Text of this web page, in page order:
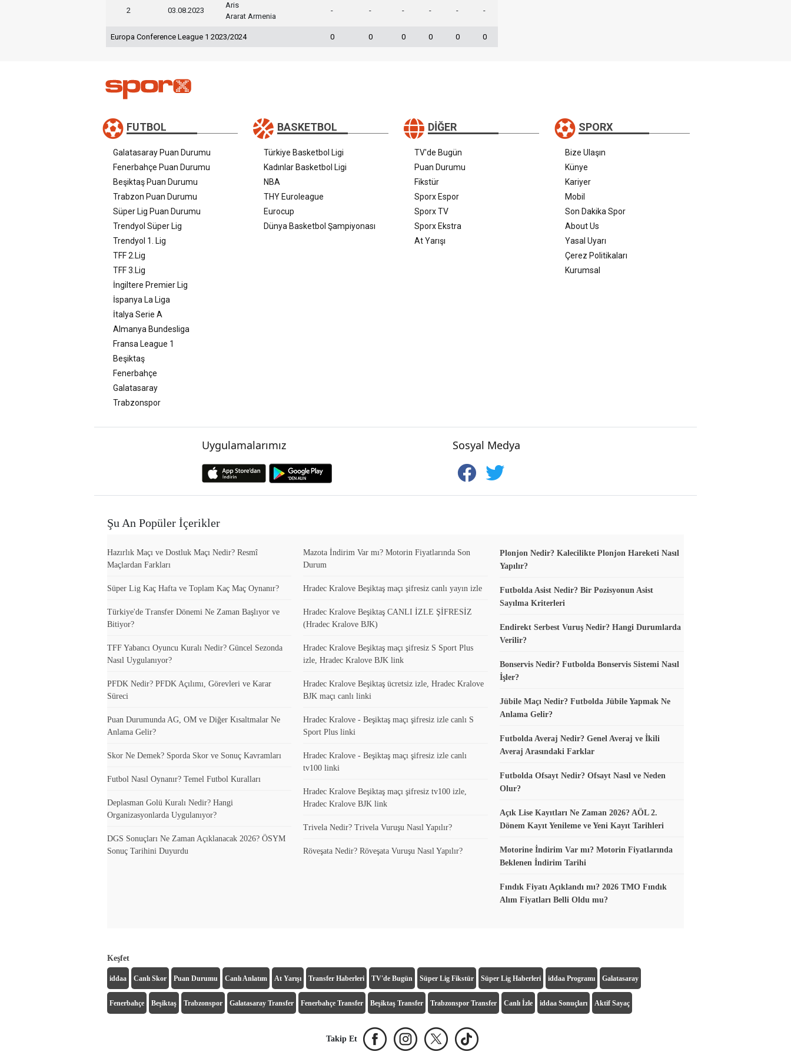
2 03.08.2023
Aris
Ararat Armenia
- - - - - -
Europa Conference League 1 2023/2024 0 0 0 0 0 0
FUTBOL
Galatasaray Puan Durumu
Fenerbahçe Puan Durumu
Beşiktaş Puan Durumu
Trabzon Puan Durumu
Süper Lig Puan Durumu
Trendyol Süper Lig
Trendyol 1. Lig
TFF 2.Lig
TFF 3.Lig
İngiltere Premier Lig
İspanya La Liga
İtalya Serie A
Almanya Bundesliga
Fransa League 1
Beşiktaş
Fenerbahçe
Galatasaray
Trabzonspor
BASKETBOL
Türkiye Basketbol Ligi
Kadınlar Basketbol Ligi
NBA
THY Euroleague
Eurocup
Dünya Basketbol Şampiyonası
DIĞER
TV'de Bugün
Puan Durumu
Fikstür
Sporx Espor
Sporx TV
Sporx Ekstra
At Yarışı
SPORX
Bize Ulaşın
Künye
Kariyer
Mobil
Son Dakika Spor
About Us
Yasal Uyarı
Çerez Politikaları
Kurumsal
Uygulamalarımız Sosyal Medya
Şu An Popüler İçerikler
Hazırlık Maçı ve Dostluk Maçı Nedir? Resmî
Maçlardan Farkları
Süper Lig Kaç Hafta ve Toplam Kaç Maç Oynanır?
Türkiye'de Transfer Dönemi Ne Zaman Başlıyor ve
Bitiyor?
TFF Yabancı Oyuncu Kuralı Nedir? Güncel Sezonda
Nasıl Uygulanıyor?
PFDK Nedir? PFDK Açılımı, Görevleri ve Karar
Süreci
Puan Durumunda AG, OM ve Diğer Kısaltmalar Ne
Anlama Gelir?
Skor Ne Demek? Sporda Skor ve Sonuç Kavramları
Futbol Nasıl Oynanır? Temel Futbol Kuralları
Deplasman Golü Kuralı Nedir? Hangi
Organizasyonlarda Uygulanıyor?
DGS Sonuçları Ne Zaman Açıklanacak 2026? ÖSYM
Sonuç Tarihini Duyurdu
Mazota İndirim Var mı? Motorin Fiyatlarında Son
Durum
Hradec Kralove Beşiktaş maçı şifresiz canlı yayın izle
Hradec Kralove Beşiktaş CANLI İZLE ŞİFRESİZ
(Hradec Kralove BJK)
Hradec Kralove Beşiktaş maçı şifresiz S Sport Plus
izle, Hradec Kralove BJK link
Hradec Kralove Beşiktaş ücretsiz izle, Hradec Kralove
BJK maçı canlı linki
Hradec Kralove - Beşiktaş maçı şifresiz izle canlı S
Sport Plus linki
Hradec Kralove - Beşiktaş maçı şifresiz izle canlı
tv100 linki
Hradec Kralove Beşiktaş maçı şifresiz tv100 izle,
Hradec Kralove BJK link
Trivela Nedir? Trivela Vuruşu Nasıl Yapılır?
Röveşata Nedir? Röveşata Vuruşu Nasıl Yapılır?
Plonjon Nedir? Kalecilikte Plonjon Hareketi Nasıl
Yapılır?
Futbolda Asist Nedir? Bir Pozisyonun Asist
Sayılma Kriterleri
Endirekt Serbest Vuruş Nedir? Hangi Durumlarda
Verilir?
Bonservis Nedir? Futbolda Bonservis Sistemi Nasıl
İşler?
Jübile Maçı Nedir? Futbolda Jübile Yapmak Ne
Anlama Gelir?
Futbolda Averaj Nedir? Genel Averaj ve İkili
Averaj Arasındaki Farklar
Futbolda Ofsayt Nedir? Ofsayt Nasıl ve Neden
Olur?
Açık Lise Kayıtları Ne Zaman 2026? AÖL 2.
Dönem Kayıt Yenileme ve Yeni Kayıt Tarihleri
Motorine İndirim Var mı? Motorin Fiyatlarında
Beklenen İndirim Tarihi
Fındık Fiyatı Açıklandı mı? 2026 TMO Fındık
Alım Fiyatları Belli Oldu mu?
Keşfet
iddaa Canlı Skor Puan Durumu Canlı Anlatım At Yarışı Transfer Haberleri TV'de Bugün Süper Lig Fikstür Süper Lig Haberleri iddaa Programı Galatasaray
Fenerbahçe Beşiktaş Trabzonspor Galatasaray Transfer Fenerbahçe Transfer Beşiktaş Transfer Trabzonspor Transfer Canlı İzle iddaa Sonuçları Aktif Sayaç
Takip Et